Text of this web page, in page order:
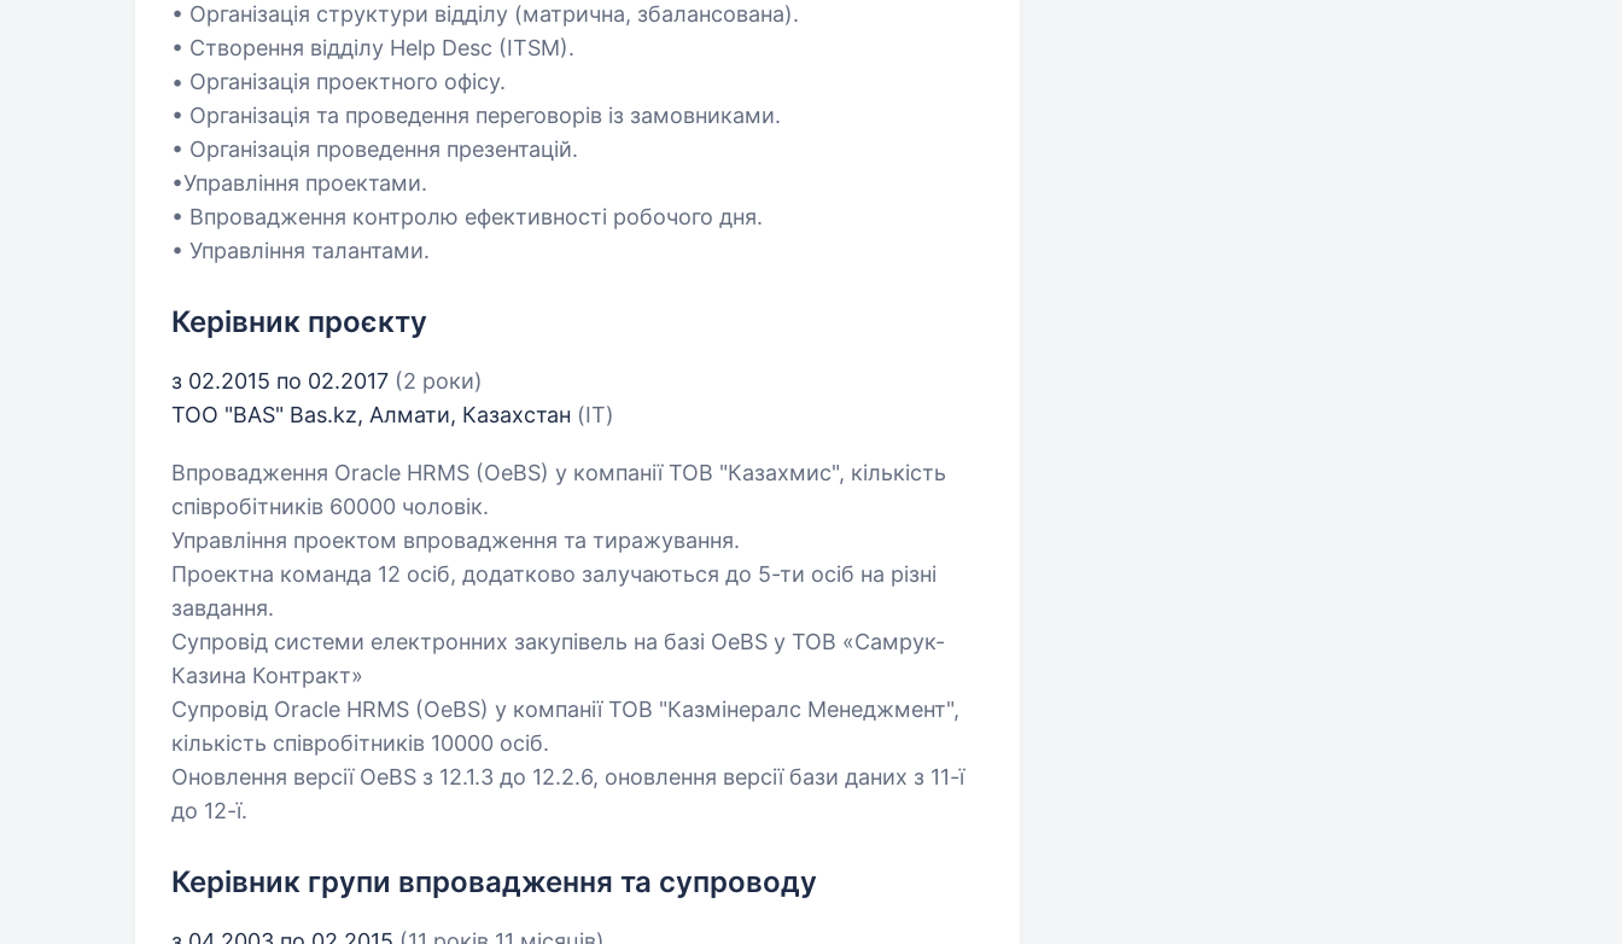
• Організація структури відділу (матрична, збалансована).
• Створення відділу Help Desc (ITSM).
• Організація проектного офісу.
• Організація та проведення переговорів із замовниками.
• Організація проведення презентацій.
•Управління проектами.
• Впровадження контролю ефективності робочого дня.
• Управління талантами.
Керівник проєкту
з 02.2015 по 02.2017 (2 роки)
ТОО "BAS" Bas.kz, Алмати, Казахстан (IT)
Впровадження Oracle HRMS (OeBS) у компанії ТОВ "Казахмис", кількість
співробітників 60000 чоловік.
Управління проектом впровадження та тиражування.
Проектна команда 12 осіб, додатково залучаються до 5-ти осіб на різні
завдання.
Супровід системи електронних закупівель на базі OeBS у ТОВ «Самрук-
Казина Контракт»
Супровід Oracle HRMS (OeBS) у компанії ТОВ "Казмінералс Менеджмент",
кількість співробітників 10000 осіб.
Оновлення версії OeBS з 12.1.3 до 12.2.6, оновлення версії бази даних з 11-ї
до 12-ї.
Керівник групи впровадження та супроводу